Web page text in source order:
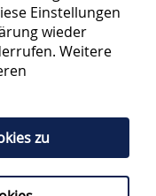
- allen voran Petra
Wenn
- beim nächsten
bei den
oder unter folgender
Einstellungen
wieder
Weitere
zu